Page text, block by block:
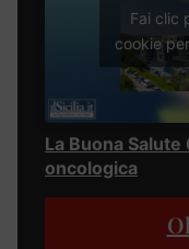
Fai clic
cookie
La Buona
oncologica